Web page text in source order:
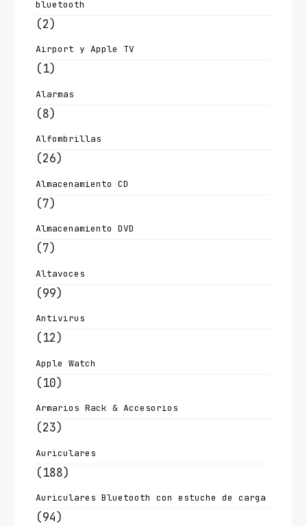
bluetooth
(2)
Airport y Apple TV
(1)
Alarmas
(8)
Alfombrillas
(26)
Almacenamiento CD
(7)
Almacenamiento DVD
(7)
Altavoces
(99)
Antivirus
(12)
Apple Watch
(10)
Armarios Rack & Accesorios
(23)
Auriculares
(188)
Auriculares Bluetooth con estuche de carga
(94)